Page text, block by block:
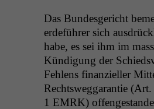
Das Bun­des­gericht
erde­führer sich
habe, es sei ihm im
Kündi­gung der
Fehlens finanzieller
Rechtsweg­garantie (Art.
1 EMRK)